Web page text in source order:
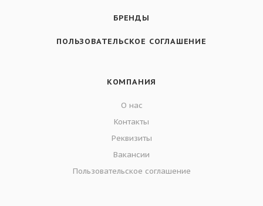
БРЕНДЫ
ПОЛЬЗОВАТЕЛЬСКОЕ СОГЛАШЕНИЕ
КОМПАНИЯ
О нас
Контакты
Реквизиты
Вакансии
Пользовательское соглашение